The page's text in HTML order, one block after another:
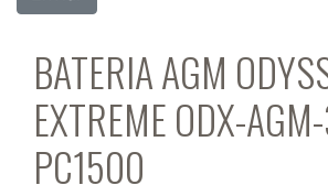
BATERIA AGM
EXTREME ODX-
PC1500